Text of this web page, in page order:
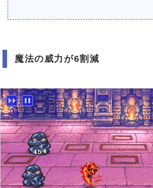
魔法の威力が6割減